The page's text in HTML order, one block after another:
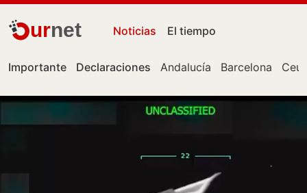
urnet Noticias El tiempo
Importante Declaraciones Andalucía Barcelona